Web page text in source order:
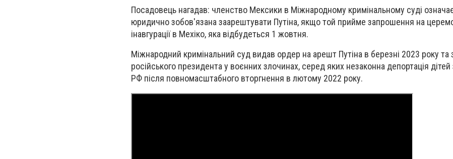
Посадовець нагадав: членство Мексики в Міжнародному кримінальному суді
юридично зобов'язана заарештувати Путіна, якщо той прийме запрошення на
інавгурації в Мехіко, яка відбудеться 1 жовтня.
Міжнародний кримінальний суд видав ордер на арешт Путіна в березні 2023 року та
російського президента у воєнних злочинах, серед яких незаконна депортація дітей
РФ після повномасштабного вторгнення в лютому 2022 року.